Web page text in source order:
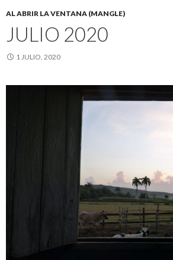
AL ABRIR LA VENTANA (MANGLE)
JULIO 2020
1 JULIO, 2020